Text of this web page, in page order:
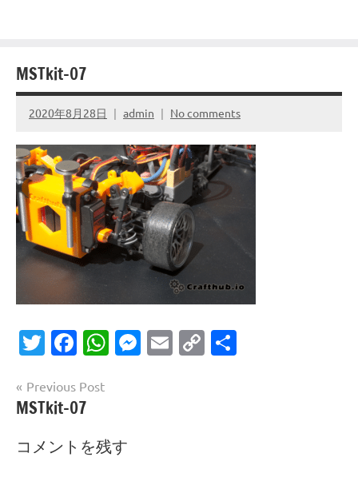
MSTkit-07
2020年8月28日 admin No comments
Twitter
Facebook
WhatsApp
Messenger
Email
Copy
投
稿
ナ
Previous Post
MSTkit-07
コメントを残す